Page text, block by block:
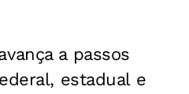
a passos
estadual e